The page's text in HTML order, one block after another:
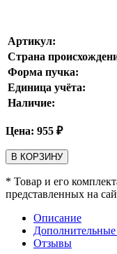
Артикул:
Страна
Форма пучка:
Единица учёта:
Наличие:
Цена: 955 ₽
В КОРЗИНУ
* Товар и его
представленных на
Описание
Отзывы